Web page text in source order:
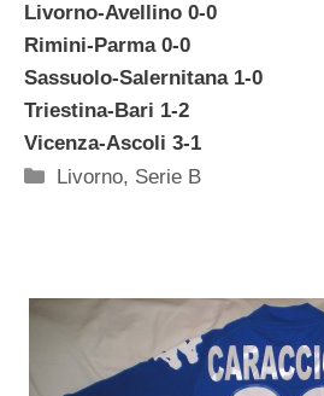
Livorno-Avellino 0-0
Rimini-Parma 0-0
Sassuolo-Salernitana 1-0
Triestina-Bari 1-2
Vicenza-Ascoli 3-1
Categorie
Livorno, Serie B